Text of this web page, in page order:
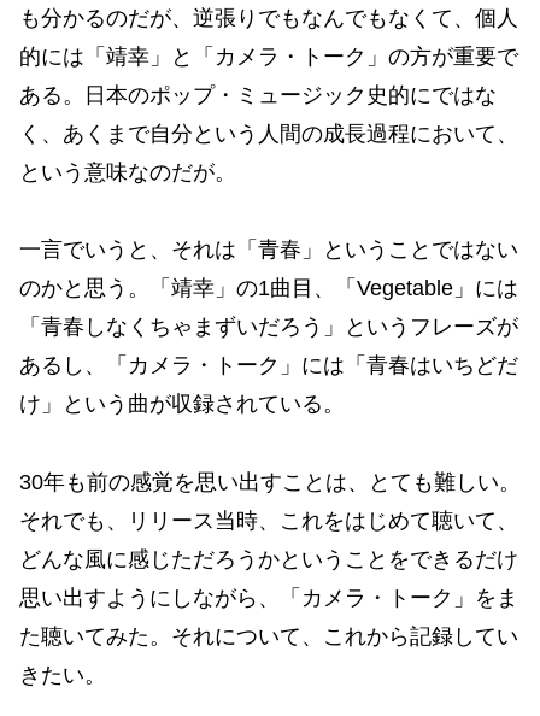
も分かるのだが、逆張りでもなんでもなくて、個人
的には「靖幸」と「カメラ・トーク」の方が重要で
ある。日本のポップ・ミュージック史的にではな
く、あくまで自分という人間の成長過程において、
という意味なのだが。
一言でいうと、それは「青春」ということではない
のかと思う。「靖幸」の1曲目、「Vegetable」には
「青春しなくちゃまずいだろう」というフレーズが
あるし、「カメラ・トーク」には「青春はいちどだ
け」という曲が収録されている。
30年も前の感覚を思い出すことは、とても難しい。
それでも、リリース当時、これをはじめて聴いて、
どんな風に感じただろうかということをできるだけ
思い出すようにしながら、「カメラ・トーク」をま
た聴いてみた。それについて、これから記録してい
きたい。